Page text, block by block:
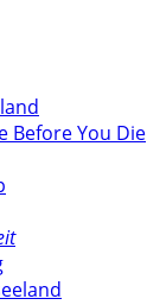
Before You Die